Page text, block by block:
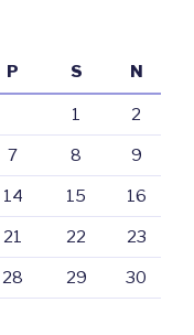
P S N
1 2
7 8 9
14 15 16
21 22 23
28 29 30